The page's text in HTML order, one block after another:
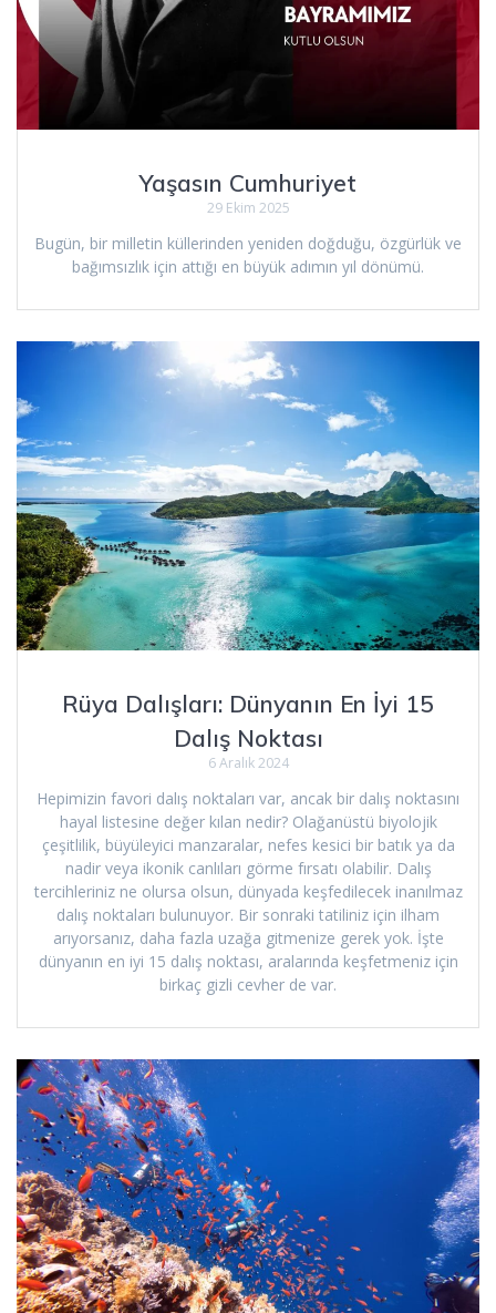
Yaşasın Cumhuriyet
29 Ekim 2025
Bugün, bir milletin küllerinden yeniden doğduğu, özgürlük ve
bağımsızlık için attığı en büyük adımın yıl dönümü.
Rüya Dalışları: Dünyanın En İyi 15
Dalış Noktası
6 Aralık 2024
Hepimizin favori dalış noktaları var, ancak bir dalış noktasını
hayal listesine değer kılan nedir? Olağanüstü biyolojik
çeşitlilik, büyüleyici manzaralar, nefes kesici bir batık ya da
nadir veya ikonik canlıları görme fırsatı olabilir. Dalış
tercihleriniz ne olursa olsun, dünyada keşfedilecek inanılmaz
dalış noktaları bulunuyor. Bir sonraki tatiliniz için ilham
arıyorsanız, daha fazla uzağa gitmenize gerek yok. İşte
dünyanın en iyi 15 dalış noktası, aralarında keşfetmeniz için
birkaç gizli cevher de var.